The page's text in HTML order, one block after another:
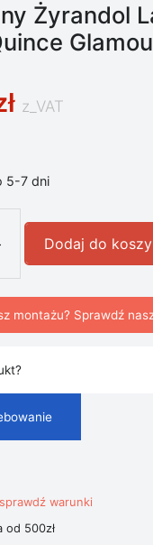
Żyrandol
z_VAT
5-7 dni
ilość Nowoczesny
Dodaj do
montażu? Sprawdź
sprawdź warunki
od 500zł